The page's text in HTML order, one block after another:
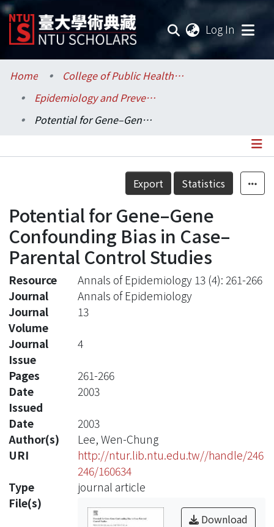
Log In
Communities & Collections
Research Outputs
Statistics
Home
College of Public Health / 公共衛生學院
Epidemiology and Preventive Medicine / 流行病學與預防醫學研究所
Potential for Gene–Gene Confounding Bias in Case–Parental Control Studies
Details
Export Statistics
Potential for Gene–Gene
Confounding Bias in Case–
Parental Control Studies
Resource
Annals of Epidemiology 13 (4): 261-266
Journal
Annals of Epidemiology
Journal
Volume
13
Journal
Issue
4
Pages
261-266
Date
Issued
2003
Date
2003
Author(s)
Lee, Wen-Chung
URI
http://ntur.lib.ntu.edu.tw//handle/246
246/160634
Type
journal article
File(s)
Download